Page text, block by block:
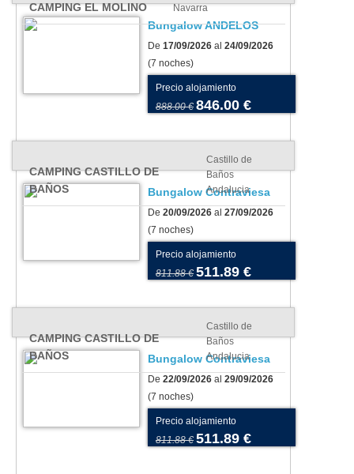
CAMPING EL MOLINO
Navarra
Bungalow ANDELOS
De 17/09/2026 al 24/09/2026
(7 noches)
Precio alojamiento
888.00 € 846.00 €
CAMPING CASTILLO DE
BAÑOS
Castillo de
Baños
Andalucia
Bungalow Contraviesa
De 20/09/2026 al 27/09/2026
(7 noches)
Precio alojamiento
811.88 € 511.89 €
CAMPING CASTILLO DE
BAÑOS
Castillo de
Baños
Andalucia
Bungalow Contraviesa
De 22/09/2026 al 29/09/2026
(7 noches)
Precio alojamiento
811.88 € 511.89 €